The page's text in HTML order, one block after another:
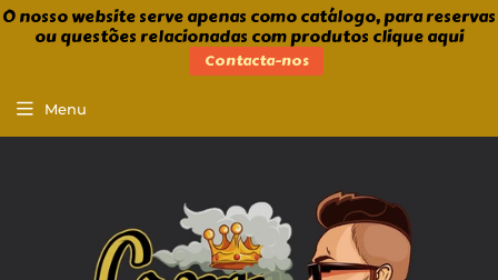
O nosso website serve apenas como catálogo, para reservas
ou questões relacionadas com produtos clique aqui
Contacta-nos
Menu